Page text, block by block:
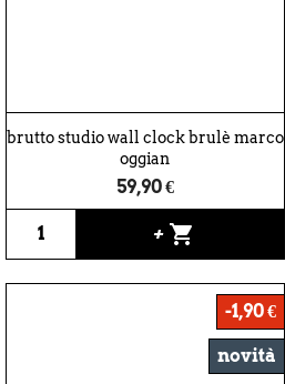
brutto studio wall clock brulè marco
oggian
59,90 €
+ shopping_cart
-1,90 €
novità